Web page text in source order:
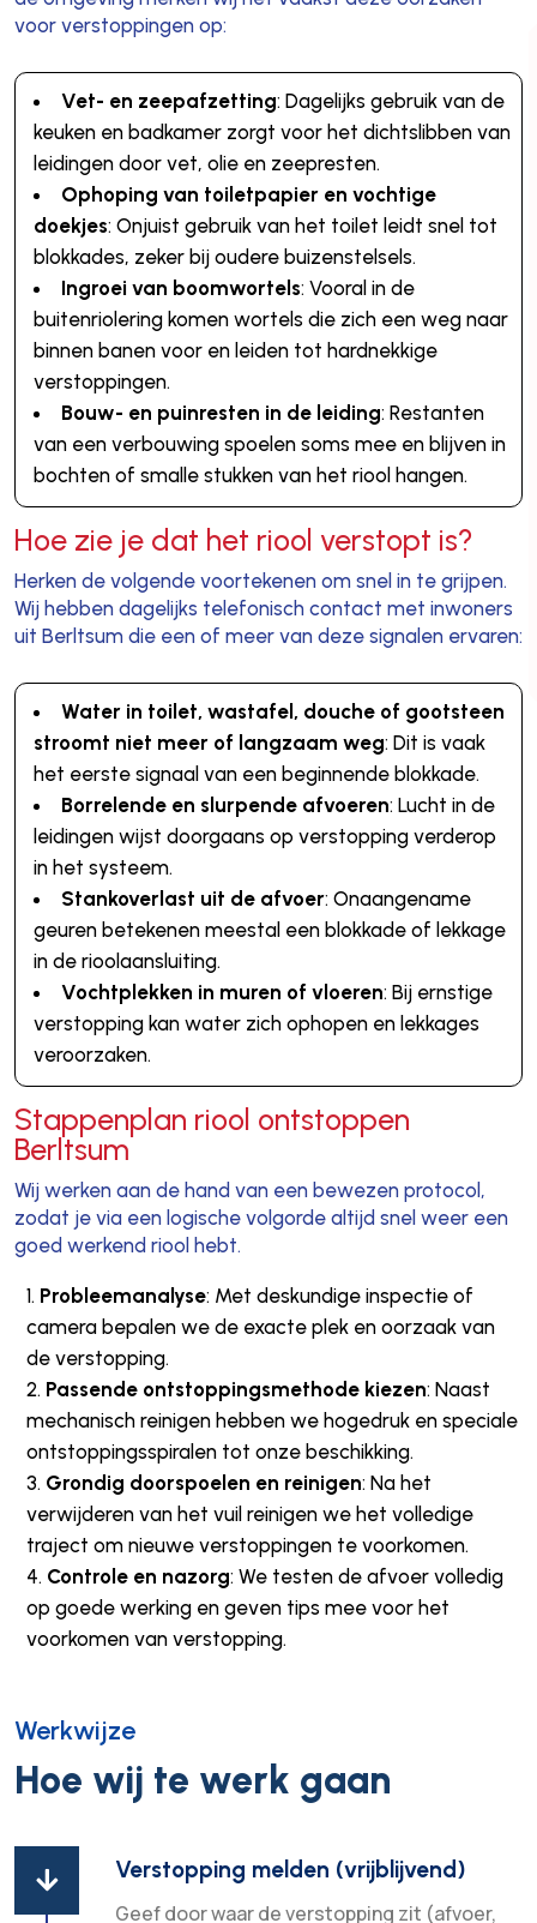
voor verstoppingen op:
Vet- en zeepafzetting: Dagelijks gebruik van de
keuken en badkamer zorgt voor het dichtslibben van
leidingen door vet, olie en zeepresten.
Ophoping van toiletpapier en vochtige
doekjes: Onjuist gebruik van het toilet leidt snel tot
blokkades, zeker bij oudere buizenstelsels.
Ingroei van boomwortels: Vooral in de
buitenriolering komen wortels die zich een weg naar
binnen banen voor en leiden tot hardnekkige
verstoppingen.
Bouw- en puinresten in de leiding: Restanten
van een verbouwing spoelen soms mee en blijven in
bochten of smalle stukken van het riool hangen.
Hoe zie je dat het riool verstopt is?
Herken de volgende voortekenen om snel in te grijpen.
Wij hebben dagelijks telefonisch contact met inwoners
uit Berltsum die een of meer van deze signalen ervaren:
Water in toilet, wastafel, douche of gootsteen
stroomt niet meer of langzaam weg: Dit is vaak
het eerste signaal van een beginnende blokkade.
Borrelende en slurpende afvoeren: Lucht in de
leidingen wijst doorgaans op verstopping verderop
in het systeem.
Stankoverlast uit de afvoer: Onaangename
geuren betekenen meestal een blokkade of lekkage
in de rioolaansluiting.
Vochtplekken in muren of vloeren: Bij ernstige
verstopping kan water zich ophopen en lekkages
veroorzaken.
Stappenplan riool ontstoppen
Berltsum
Wij werken aan de hand van een bewezen protocol,
zodat je via een logische volgorde altijd snel weer een
goed werkend riool hebt.
Probleemanalyse: Met deskundige inspectie of
camera bepalen we de exacte plek en oorzaak van
de verstopping.
Passende ontstoppingsmethode kiezen: Naast
mechanisch reinigen hebben we hogedruk en speciale
ontstoppingsspiralen tot onze beschikking.
Grondig doorspoelen en reinigen: Na het
verwijderen van het vuil reinigen we het volledige
traject om nieuwe verstoppingen te voorkomen.
Controle en nazorg: We testen de afvoer volledig
op goede werking en geven tips mee voor het
voorkomen van verstopping.
Werkwijze
Hoe wij te werk gaan
 Verstopping melden (vrijblijvend)
Geef door waar de verstopping zit (afvoer,